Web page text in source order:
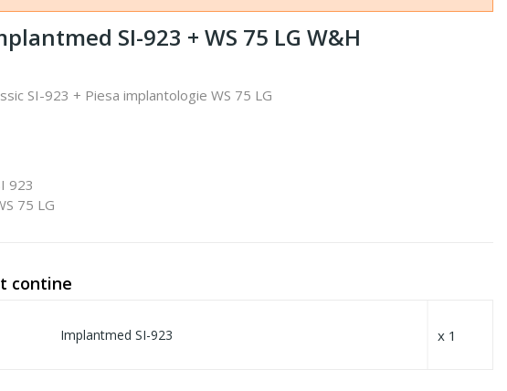
SI-923 + WS 75 LG W&H
SI-923 + Piesa implantologie WS 75 LG
923
75 LG
contine
Implantmed SI-923 x 1